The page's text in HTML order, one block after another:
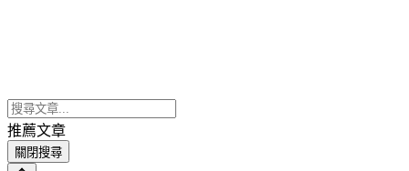
推薦文章
關閉搜尋